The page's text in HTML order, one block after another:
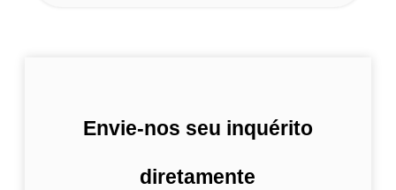
Envie-nos seu inquérito
diretamente